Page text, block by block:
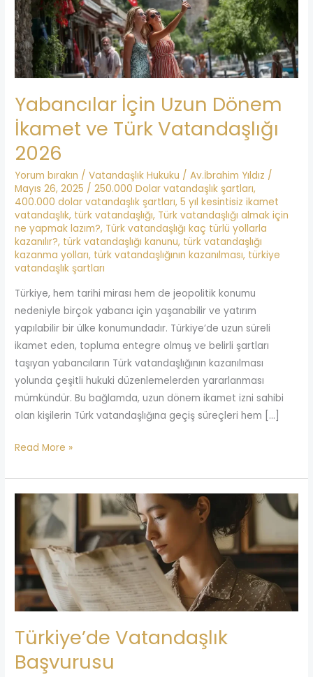
Yabancılar İçin Uzun Dönem
İkamet ve Türk Vatandaşlığı
2026
Yorum bırakın /Vatandaşlık Hukuku /Av.İbrahim Yıldız /
Mayıs 26, 2025 /250.000 Dolar vatandaşlık şartları,
400.000 dolar vatandaşlık şartları,5 yıl kesintisiz ikamet
vatandaşlık, türk vatandaşlığı, Türk vatandaşlığı almak için
ne yapmak lazım?, Türk vatandaşlığı kaç türlü yollarla
kazanılır?, türk vatandaşlığı kanunu, türk vatandaşlığı
kazanma yolları, türk vatandaşlığının kazanılması, türkiye
vatandaşlık şartları
Türkiye, hem tarihi mirası hem de jeopolitik konumu
nedeniyle birçok yabancı için yaşanabilir ve yatırım
yapılabilir bir ülke konumundadır. Türkiye’de uzun süreli
ikamet eden, topluma entegre olmuş ve belirli şartları
taşıyan yabancıların Türk vatandaşlığının kazanılması
yolunda çeşitli hukuki düzenlemelerden yararlanması
mümkündür. Bu bağlamda, uzun dönem ikamet izni sahibi
olan kişilerin Türk vatandaşlığına geçiş süreçleri hem […]
ve
Türk
Vatandaşlığı
2026
Read More »
Türkiye’de Vatandaşlık
Başvurusu
Türkiye’de
Vatandaşlık
Başvurusu